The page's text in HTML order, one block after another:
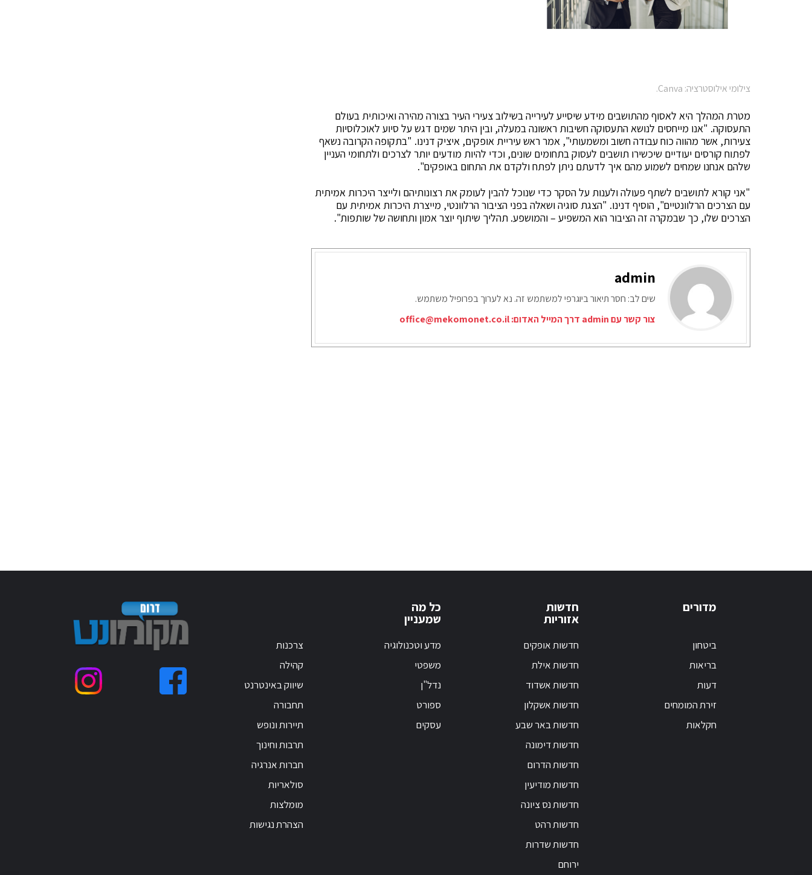
צילומי אילוסטרציה: Canva.
מטרת המהלך היא לאסוף מהתושבים מידע שיסייע לעירייה בשילוב צעירי העיר בצורה מהירה ואיכותית בעולם
התעסוקה. "אנו מייחסים לנושא התעסוקה חשיבות ראשונה במעלה, ובין היתר שמים דגש על סיוע לאוכלוסיות
צעירות, אשר מהווה כוח עבודה חשוב ומשמעותי", אמר ראש עיריית אופקים, איציק דנינו. "בתקופה הקרובה נשאף
לפתוח קורסים יעודיים שיכשירו תושבים לעסוק בתחומים שונים, וכדי להיות מודעים יותר לצרכים ולתחומי העניין
שלהם אנחנו שמחים לשמוע מהם איך לדעתם ניתן לפתח ולקדם את התחום באופקים".
"אני קורא לתושבים לשתף פעולה ולענות על הסקר כדי שנוכל להבין לעומק את רצונותיהם ולייצר היכרות אמיתית
עם הצרכים הרלוונטיים", הוסיף דנינו. "הצגת סוגיה ושאלה בפני הציבור הרלוונטי, מייצרת היכרות אמיתית עם
הצרכים שלו, כך שבמקרה זה הציבור הוא המשפיע – והמושפע. תהליך שיתוף יוצר אמון ותחושה של שותפות".
admin
שים לב: חסר תיאור ביוגרפי למשתמש זה. נא לערוך בפרופיל משתמש.
צור קשר עם admin דרך המייל האדום:
office@mekomonet.co.il
מדורים
ביטחון
בריאות
דעות
זירת המומחים
חקלאות
חדשות
אזוריות
חדשות אופקים
חדשות אילת
חדשות אשדוד
חדשות אשקלון
חדשות באר שבע
חדשות דימונה
חדשות הדרום
חדשות מודיעין
חדשות נס ציונה
חדשות רהט
חדשות שדרות
ירוחם
כל מה
שמעניין
מדע וטכנולוגיה
משפטי
נדל"ן
ספורט
עסקים
צרכנות
קהילה
שיווק באינטרנט
תחבורה
תיירות ונופש
תרבות וחינוך
חברות אנרגיה
סולאריות
מומלצות
הצהרת נגישות